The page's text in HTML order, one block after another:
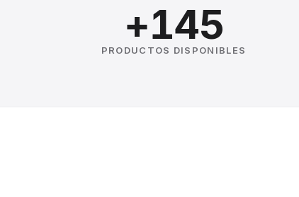
+145
PRODUCTOS DISPONIBLES